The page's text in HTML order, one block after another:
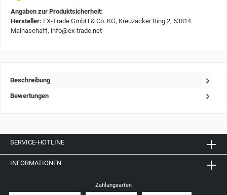
Angaben zur Produktsicherheit:
Hersteller: EX-Trade GmbH & Co. KG, Kreuzäcker Ring 2, 63814
Mainaschaff, info@ex-trade.net
Beschreibung
Bewertungen
SERVICE-HOTLINE
INFORMATIONEN
Zahlungsarten